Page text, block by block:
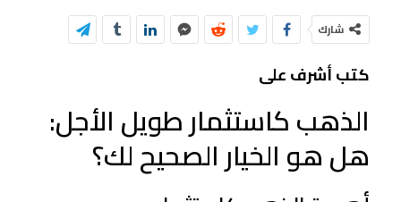
شارك
كتب أشرف على
الذهب كاستثمار طويل الأجل:
هل هو الخيار الصحيح لك؟